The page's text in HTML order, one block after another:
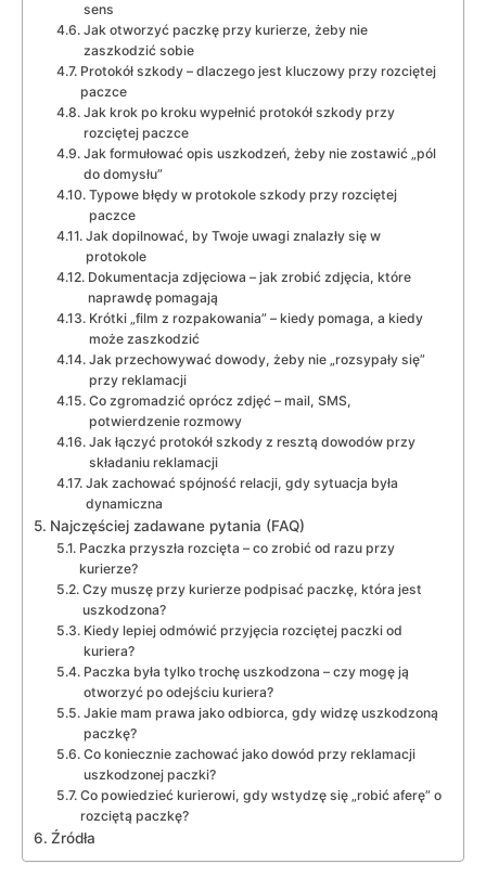
sens
Jak otworzyć paczkę przy kurierze, żeby nie
zaszkodzić sobie
Protokół szkody – dlaczego jest kluczowy przy rozciętej
paczce
Jak krok po kroku wypełnić protokół szkody przy
rozciętej paczce
Jak formułować opis uszkodzeń, żeby nie zostawić „pól
do domysłu”
Typowe błędy w protokole szkody przy rozciętej
paczce
Jak dopilnować, by Twoje uwagi znalazły się w
protokole
Dokumentacja zdjęciowa – jak zrobić zdjęcia, które
naprawdę pomagają
Krótki „film z rozpakowania” – kiedy pomaga, a kiedy
może zaszkodzić
Jak przechowywać dowody, żeby nie „rozsypały się”
przy reklamacji
Co zgromadzić oprócz zdjęć – mail, SMS,
potwierdzenie rozmowy
Jak łączyć protokół szkody z resztą dowodów przy
składaniu reklamacji
Jak zachować spójność relacji, gdy sytuacja była
dynamiczna
Najczęściej zadawane pytania (FAQ)
Paczka przyszła rozcięta – co zrobić od razu przy
kurierze?
Czy muszę przy kurierze podpisać paczkę, która jest
uszkodzona?
Kiedy lepiej odmówić przyjęcia rozciętej paczki od
kuriera?
Paczka była tylko trochę uszkodzona – czy mogę ją
otworzyć po odejściu kuriera?
Jakie mam prawa jako odbiorca, gdy widzę uszkodzoną
paczkę?
Co koniecznie zachować jako dowód przy reklamacji
uszkodzonej paczki?
Co powiedzieć kurierowi, gdy wstydzę się „robić aferę” o
rozciętą paczkę?
Źródła